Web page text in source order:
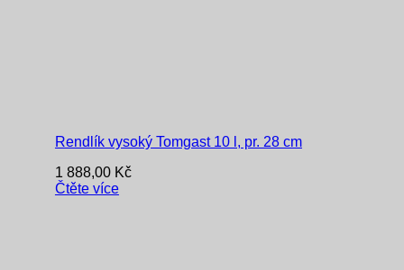
Rendlík vysoký Tomgast 10 l, pr. 28 cm
1 888,00 Kč
Čtěte více